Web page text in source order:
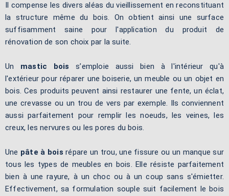
Il compense les divers aléas du vieillissement en reconstituant
la structure même du bois. On obtient ainsi une surface
suffisamment saine pour l'application du produit de
rénovation de son choix par la suite.
Un mastic bois s’emploie aussi bien à l'intérieur qu'à
l'extérieur pour réparer une boiserie, un meuble ou un objet en
bois. Ces produits peuvent ainsi restaurer une fente, un éclat,
une crevasse ou un trou de vers par exemple. Ils conviennent
aussi parfaitement pour remplir les noeuds, les veines, les
creux, les nervures ou les pores du bois.
Une pâte à bois répare un trou, une fissure ou un manque sur
tous les types de meubles en bois. Elle résiste parfaitement
bien à une rayure, à un choc ou à un coup sans s'émietter.
Effectivement, sa formulation souple suit facilement le bois